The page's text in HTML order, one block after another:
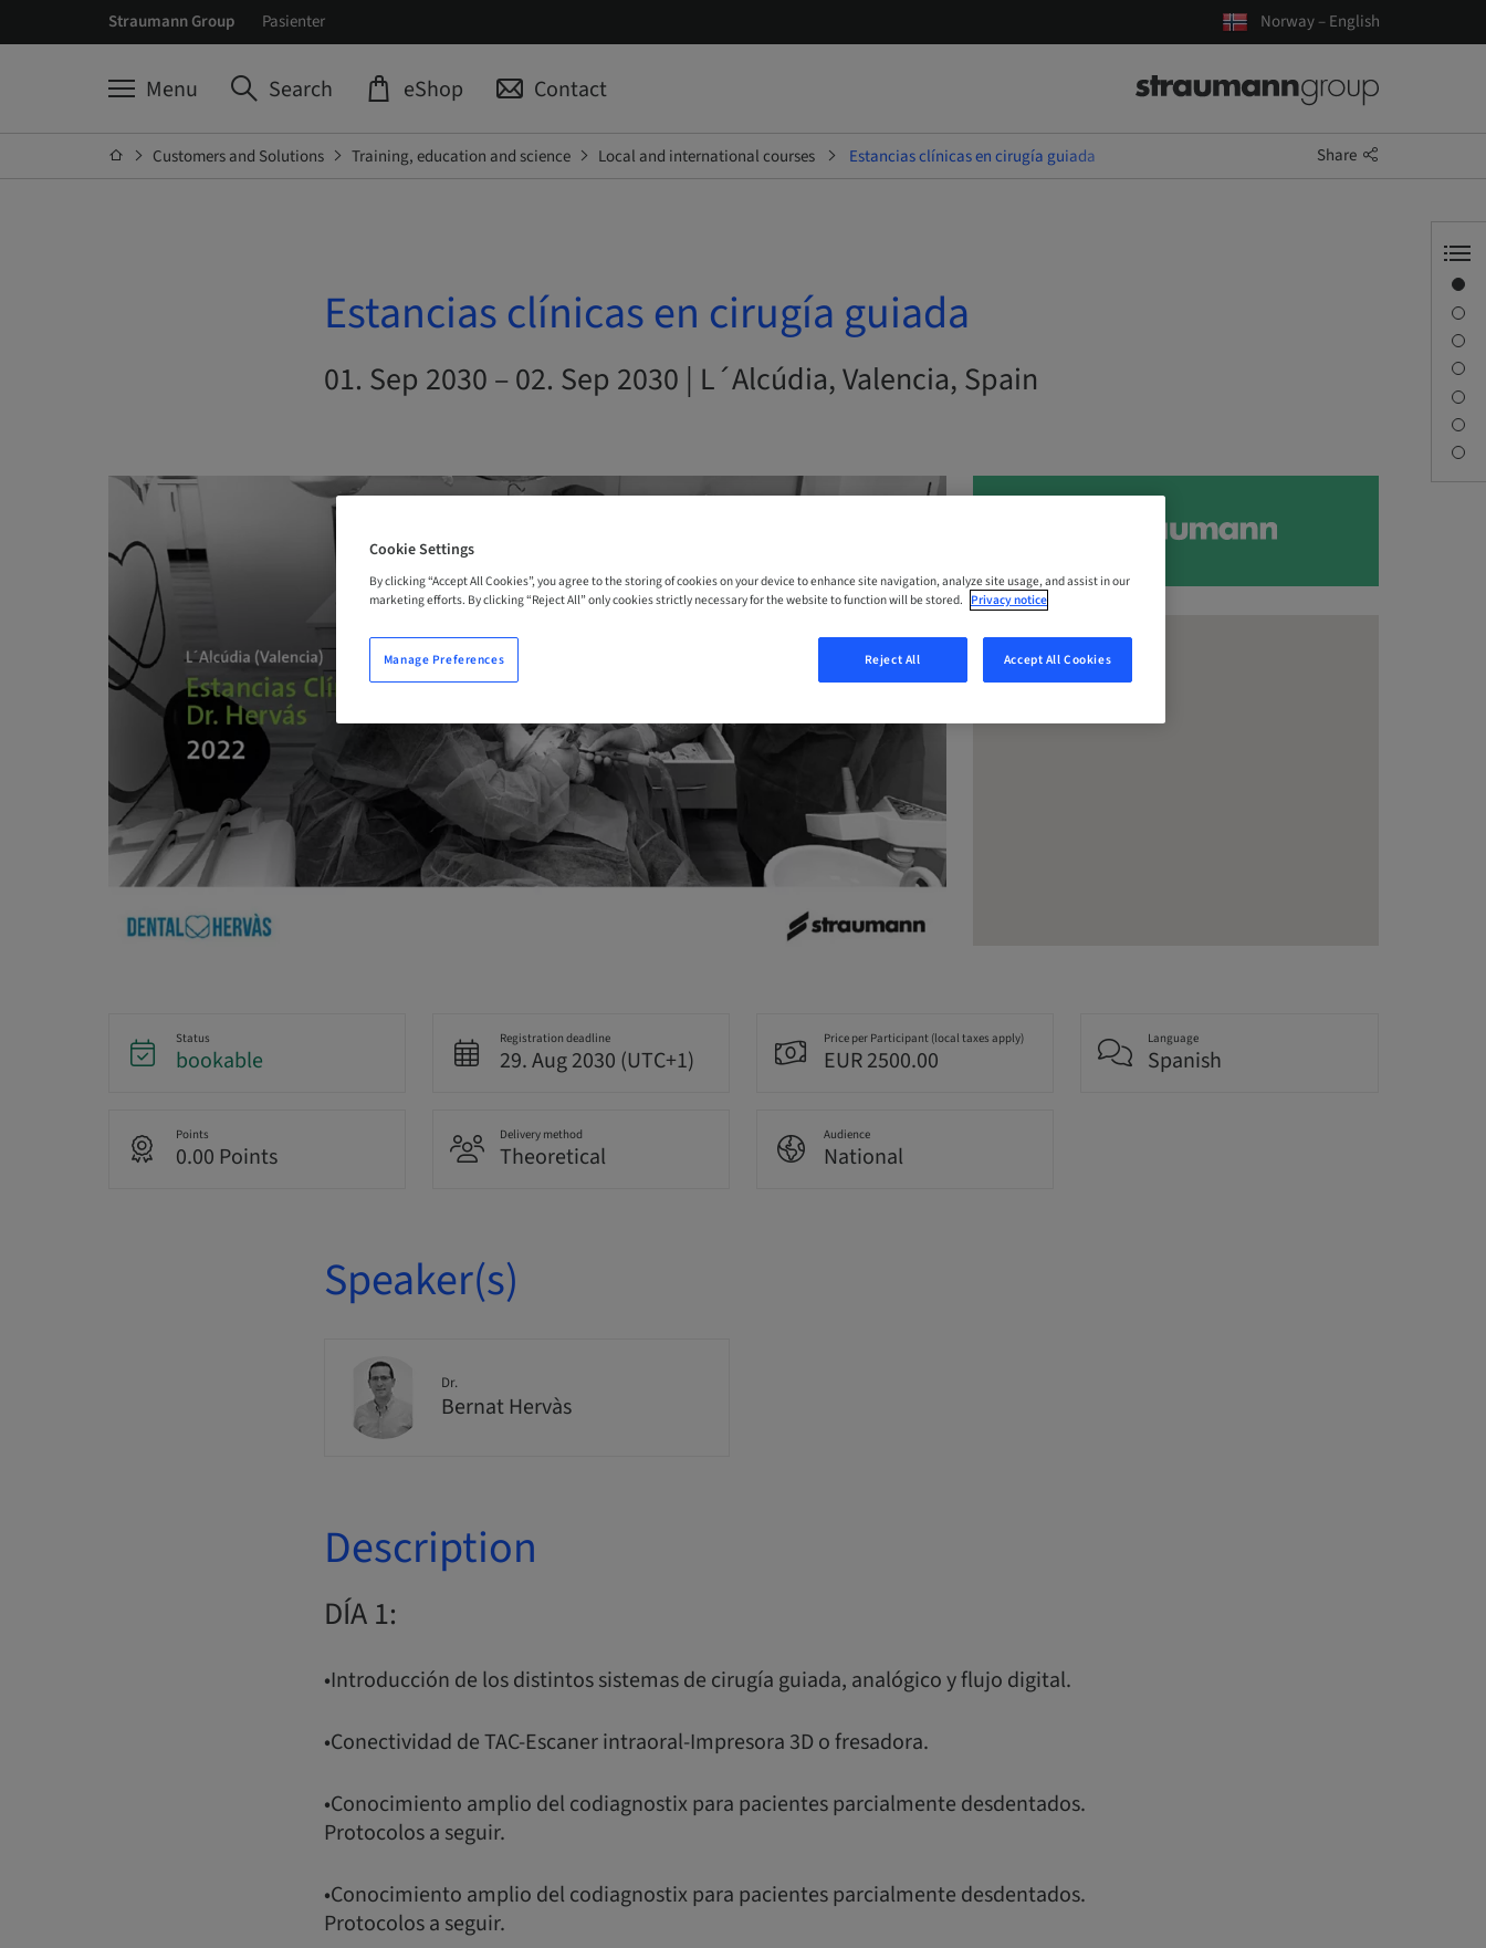
Straumann Group Pasienter Norway – English
Menu Search eShop Contact
Customers and Solutions Training, education and science Local and international courses Estancias clínicas en cirugía guiada Share
Estancias clínicas en cirugía guiada
01. Sep 2030 – 02. Sep 2030 | L´Alcúdia, Valencia, Spain
Status
bookable
Registration deadline
29. Aug 2030 (UTC+1)
Price per Participant (local taxes apply)
EUR 2500.00
Language
Spanish
Points
0.00 Points
Delivery method
Theoretical
Audience
National
Speaker(s)
Dr.
Bernat Hervàs
Description
DÍA 1:
•Introducción de los distintos sistemas de cirugía guiada, analógico y flujo digital.
•Conectividad de TAC-Escaner intraoral-Impresora 3D o fresadora.
•Conocimiento amplio del codiagnostix para pacientes parcialmente desdentados.
Protocolos a seguir.
•Conocimiento amplio del codiagnostix para pacientes parcialmente desdentados.
Protocolos a seguir.
Cookie Settings
By clicking “Accept All Cookies”, you agree to the storing of cookies on your device to enhance site navigation, analyze site usage, and assist in our
marketing efforts. By clicking “Reject All” only cookies strictly necessary for the website to function will be stored. Privacy notice
Reject All Accept All Cookies
Manage Preferences